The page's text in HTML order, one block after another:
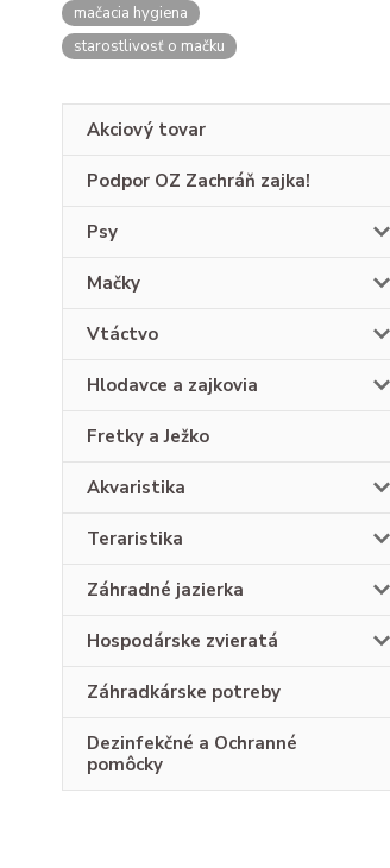
mačacia hygiena
starostlivosť o mačku
Akciový tovar
Podpor OZ Zachráň zajka!
Psy
Mačky
Vtáctvo
Hlodavce a zajkovia
Fretky a Ježko
Akvaristika
Teraristika
Záhradné jazierka
Hospodárske zvieratá
Záhradkárske potreby
Dezinfekčné a Ochranné
pomôcky